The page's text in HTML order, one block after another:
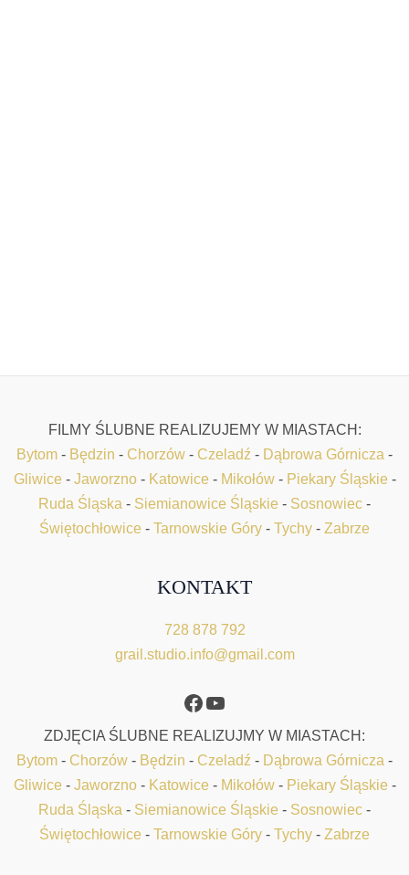
FILMY ŚLUBNE REALIZUJEMY W MIASTACH:
Bytom - Będzin - Chorzów - Czeladź - Dąbrowa Górnicza -
Gliwice- Jaworzno- Katowice- Mikołów- Piekary Śląskie-
Ruda Śląska - Siemianowice Śląskie - Sosnowiec -
Świętochłowice - Tarnowskie Góry - Tychy - Zabrze
KONTAKT
728 878 792
grail.studio.info@gmail.com
Facebook
YouTube
ZDJĘCIA ŚLUBNE REALIZUJMY W MIASTACH:
Bytom - Chorzów - Będzin - Czeladź - Dąbrowa Górnicza -
Gliwice- Jaworzno- Katowice- Mikołów- Piekary Śląskie-
Ruda Śląska - Siemianowice Śląskie - Sosnowiec -
Świętochłowice - Tarnowskie Góry - Tychy - Zabrze